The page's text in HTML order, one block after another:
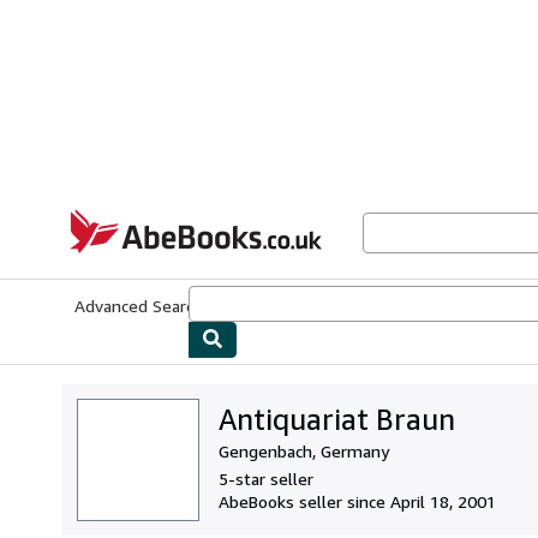
AbeBooks.co.uk
Advanced Search
Antiquariat Braun
Gengenbach, Germany
5-star seller
AbeBooks seller since April 18, 2001